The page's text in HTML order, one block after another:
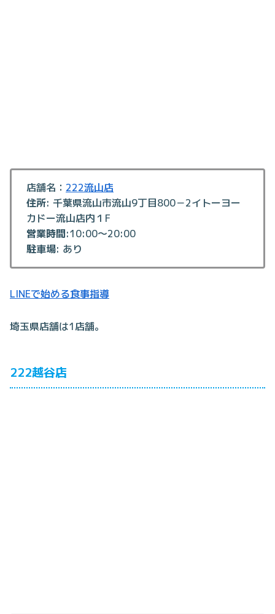
店舗名： 222流山店
住所: 千葉県流山市流山9丁目800－2イトーヨー
カドー流山店内１F
営業時間:10:00～20:00
駐車場: あり
LINEで始める食事指導
埼玉県店舗は1店舗。
222越谷店